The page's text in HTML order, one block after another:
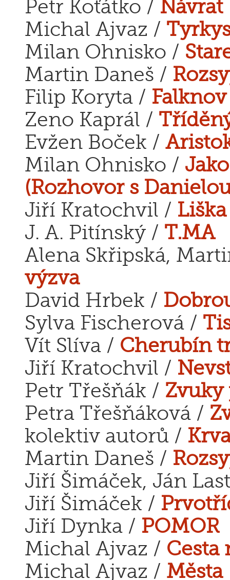
Petr Koťátko / Návrat
Michal Ajvaz /
Milan Ohnisko /
Martin Daneš /
Filip Koryta /
Zeno Kaprál /
Evžen Boček /
Milan Ohnisko /
(Rozhovor s
Jiří Kratochvil /
J. A. Pitínský / T.MA
Alena Skřipská,
výzva
David Hrbek /
Sylva Fischerová /
Vít Slíva / Cherubín
Jiří Kratochvil /
Petr Třešňák / Zvuky
Petra Třešňáková /
kolektiv autorů /
Martin Daneš /
Jiří Šimáček, Ján
Jiří Šimáček /
Jiří Dynka / POMOR
Michal Ajvaz / Cesta
Michal Ajvaz / Města